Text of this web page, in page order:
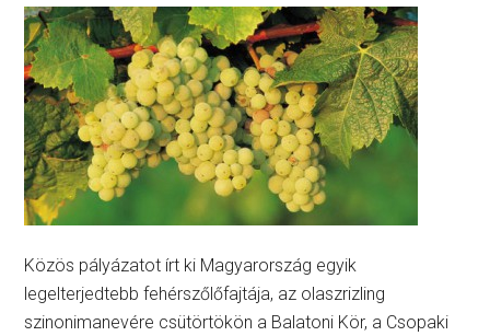
Közös pályázatot írt ki Magyarország egyik
legelterjedtebb fehérszőlőfajtája, az olaszrizling
szinonimanevére csütörtökön a Balatoni Kör, a Csopaki